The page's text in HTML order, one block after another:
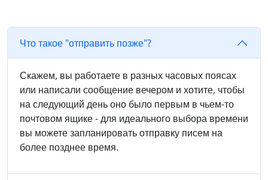
Что такое "отправить позже"?
Скажем, вы работаете в разных часовых поясах
или написали сообщение вечером и хотите, чтобы
на следующий день оно было первым в чьем-то
почтовом ящике - для идеального выбора времени
вы можете запланировать отправку писем на
более позднее время.